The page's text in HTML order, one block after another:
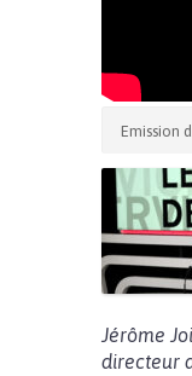
Emission
Jérôme
directeur